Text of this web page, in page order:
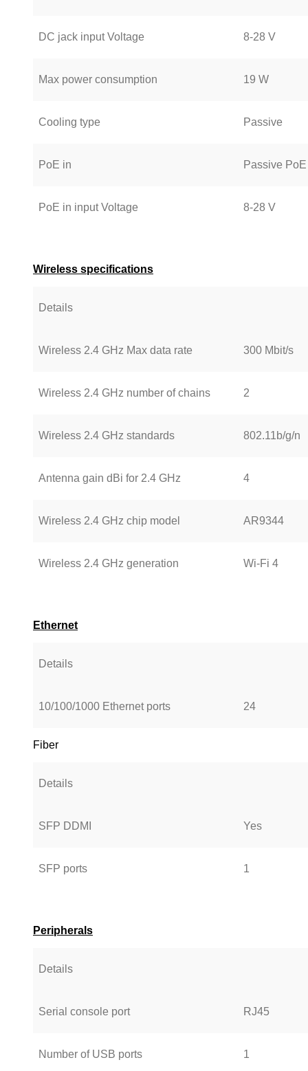
DC jack input Voltage 8-28 V
Max power consumption 19 W
Cooling type Passive
PoE in Passive PoE
PoE in input Voltage 8-28 V
Wireless specifications
Details
Wireless 2.4 GHz Max data rate 300 Mbit/s
Wireless 2.4 GHz number of chains 2
Wireless 2.4 GHz standards 802.11b/g/n
Antenna gain dBi for 2.4 GHz 4
Wireless 2.4 GHz chip model AR9344
Wireless 2.4 GHz generation Wi-Fi 4
Ethernet
Details
10/100/1000 Ethernet ports 24
Fiber
Details
SFP DDMI Yes
SFP ports 1
Peripherals
Details
Serial console port RJ45
Number of USB ports 1